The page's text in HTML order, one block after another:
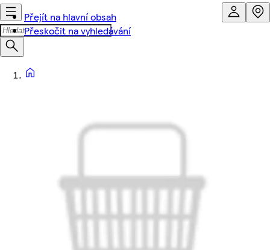
Přejít na hlavní obsah
Přeskočit na vyhledávání